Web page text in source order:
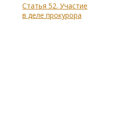
Статья 52. Участие
в деле прокурора